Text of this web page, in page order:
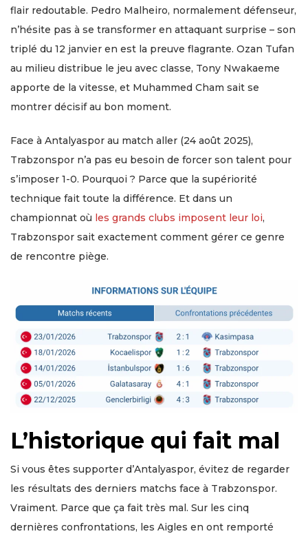
flair redoutable. Pedro Malheiro, normalement défenseur,
n’hésite pas à se transformer en attaquant surprise – son
triplé du 12 janvier en est la preuve flagrante. Ozan Tufan
au milieu distribue le jeu avec classe, Tony Nwakaeme
apporte de la vitesse, et Muhammed Cham sait se
montrer décisif au bon moment.
Face à Antalyaspor au match aller (24 août 2025),
Trabzonspor n’a pas eu besoin de forcer son talent pour
s’imposer 1-0. Pourquoi ? Parce que la supériorité
technique fait toute la différence. Et dans un
championnat où les grands clubs imposent leur loi,
Trabzonspor sait exactement comment gérer ce genre
de rencontre piège.
L’historique qui fait mal
Si vous êtes supporter d’Antalyaspor, évitez de regarder
les résultats des derniers matchs face à Trabzonspor.
Vraiment. Parce que ça fait très mal. Sur les cinq
dernières confrontations, les Aigles en ont remporté